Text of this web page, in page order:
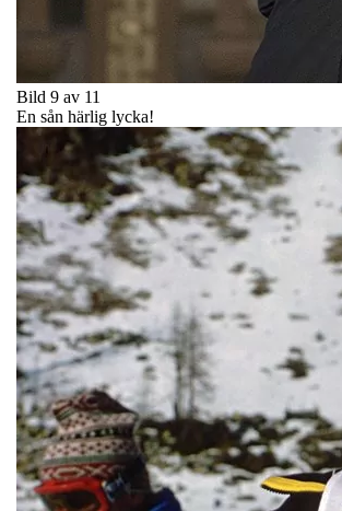
Bild 9 av 11
En sån härlig lycka!